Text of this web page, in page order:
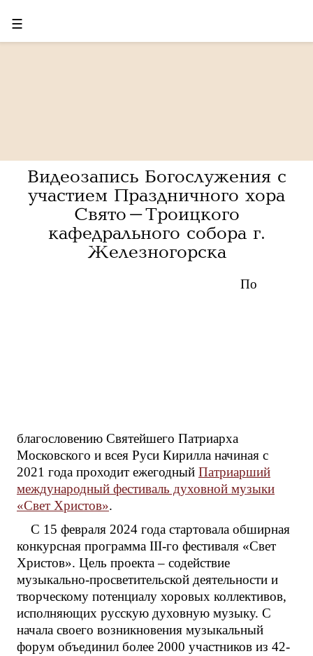
☰
Видеозапись Богослужения с
участием Праздничного хора
Свято-Троицкого
кафедрального собора г.
Железногорска
По
благословению Святейшего Патриарха
Московского и всея Руси Кирилла начиная с
2021 года проходит ежегодный Патриарший
международный фестиваль духовной музыки
«Свет Христов».
С 15 февраля 2024 года стартовала обширная
конкурсная программа III-го фестиваля «Свет
Христов». Цель проекта – содействие
музыкально-просветительской деятельности и
творческому потенциалу хоровых коллективов,
исполняющих русскую духовную музыку. С
начала своего возникновения музыкальный
форум объединил более 2000 участников из 42-